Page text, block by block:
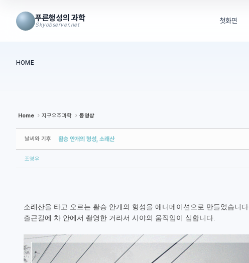
푸른행성의 과학
Skyobserver.net
첫화면
HOME
Home 지구우주과학 동영상
날씨와 기후 활승 안개의 형성, 소래산
조영우
소래산을 타고 오르는 활승 안개의 형성을 애니메이션으로 만들었습니다.
출근길에 차 안에서 촬영한 거라서 시야의 움직임이 심합니다.